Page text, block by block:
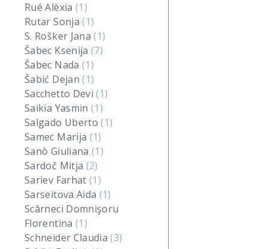
Rué Alèxia (1)
Rutar Sonja(1)
S. Rošker Jana(1)
Šabec Ksenija(7)
Šabec Nada (1)
Šabić Dejan(1)
Sacchetto Devi(1)
Saikia Yasmin(1)
Salgado Uberto(1)
Samec Marija (1)
Sanò Giuliana(1)
Sardoč Mitja (2)
Sariev Farhat(1)
Sarseitova Aida (1)
Scârneci Domnişoru
Florentina (1)
Schneider Claudia(3)